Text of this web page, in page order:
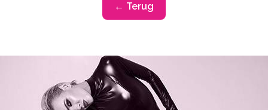
← Terug